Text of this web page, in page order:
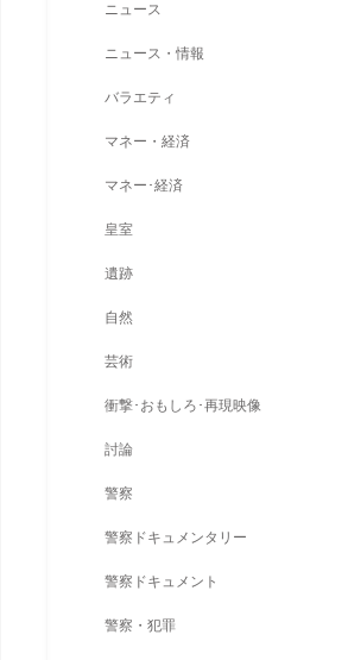
ニュース
ニュース・情報
バラエティ
マネー・経済
マネー･経済
皇室
遺跡
自然
芸術
衝撃･おもしろ･再現映像
討論
警察
警察ドキュメンタリー
警察ドキュメント
警察・犯罪